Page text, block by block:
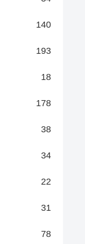
140
193
18
178
38
34
22
31
78